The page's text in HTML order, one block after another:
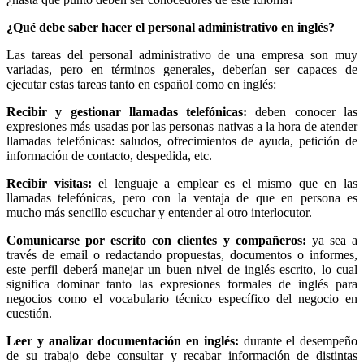
¿Qué debe saber hacer el personal administrativo en inglés?
Las tareas del personal administrativo de una empresa son muy
variadas, pero en términos generales, deberían ser capaces de
ejecutar estas tareas tanto en español como en inglés:
Recibir y gestionar llamadas telefónicas: deben conocer las
expresiones más usadas por las personas nativas a la hora de atender
llamadas telefónicas: saludos, ofrecimientos de ayuda, petición de
información de contacto, despedida, etc.
Recibir visitas:el lenguaje a emplear es el mismo que en las
llamadas telefónicas, pero con la ventaja de que en persona es
mucho más sencillo escuchar y entender al otro interlocutor.
Comunicarse por escrito con clientes y compañeros: ya sea a
través de email o redactando propuestas, documentos o informes,
este perfil deberá manejar un buen nivel de inglés escrito, lo cual
significa dominar tanto las expresiones formales de inglés para
negocios como el vocabulario técnico específico del negocio en
cuestión.
Leer y analizar documentación en inglés: durante el desempeño
de su trabajo debe consultar y recabar información de distintas